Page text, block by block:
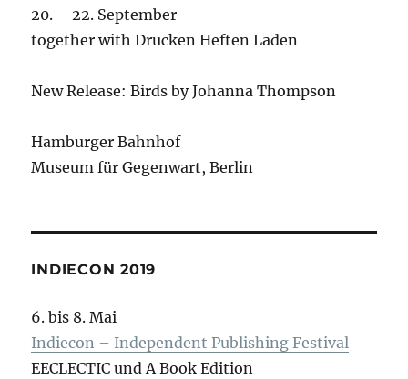
20. – 22. September
together with Drucken Heften Laden
New Release: Birds by Johanna Thompson
Hamburger Bahnhof
Museum für Gegenwart, Berlin
INDIECON 2019
6. bis 8. Mai
Indiecon – Independent Publishing Festival
EECLECTIC und A Book Edition